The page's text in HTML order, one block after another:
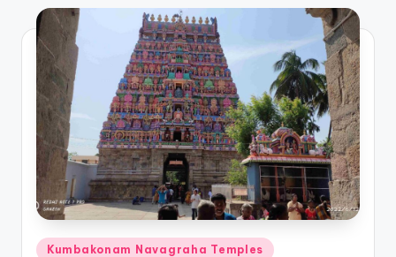
Posted
Kumbakonam Navagraha Temples